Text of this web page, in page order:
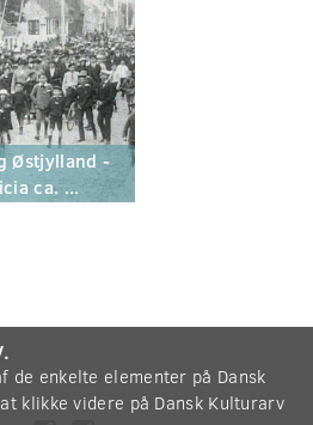
Østjylland -
ca. ...
enkelte elementer på Dansk
klikke videre på Dansk Kulturarv